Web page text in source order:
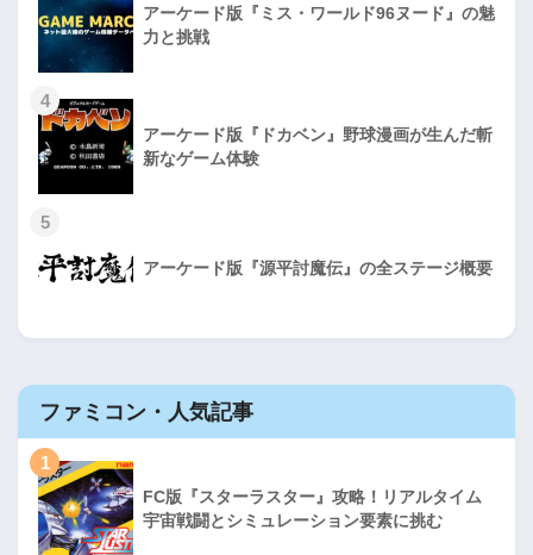
アーケード版『ミス・ワールド96ヌード』の魅
力と挑戦
4
アーケード版『ドカベン』野球漫画が生んだ斬
新なゲーム体験
5
アーケード版『源平討魔伝』の全ステージ概要
ファミコン・人気記事
1
FC版『スターラスター』攻略！リアルタイム
宇宙戦闘とシミュレーション要素に挑む